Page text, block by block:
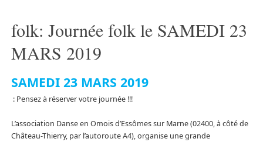
folk: Journée folk le SAMEDI 23
MARS 2019
SAMEDI 23 MARS 2019
: Pensez à réserver votre journée !!!
L’association Danse en Omois d’Essômes sur Marne (02400, à côté de
Château-Thierry, par l’autoroute A4), organise une grande